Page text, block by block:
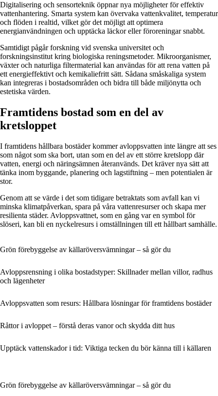
Digitalisering och sensorteknik öppnar nya möjligheter för effektiv
vattenhantering. Smarta system kan övervaka vattenkvalitet, temperatur
och flöden i realtid, vilket gör det möjligt att optimera
energianvändningen och upptäcka läckor eller föroreningar snabbt.
Samtidigt pågår forskning vid svenska universitet och
forskningsinstitut kring biologiska reningsmetoder. Mikroorganismer,
växter och naturliga filtermaterial kan användas för att rena vatten på
ett energieffektivt och kemikaliefritt sätt. Sådana småskaliga system
kan integreras i bostadsområden och bidra till både miljönytta och
estetiska värden.
Framtidens bostad som en del av
kretsloppet
I framtidens hållbara bostäder kommer avloppsvatten inte längre att ses
som något som ska bort, utan som en del av ett större kretslopp där
vatten, energi och näringsämnen återanvänds. Det kräver nya sätt att
tänka inom byggande, planering och lagstiftning – men potentialen är
stor.
Genom att se värde i det som tidigare betraktats som avfall kan vi
minska klimatpåverkan, spara på våra vattenresurser och skapa mer
resilienta städer. Avloppsvattnet, som en gång var en symbol för
slöseri, kan bli en nyckelresurs i omställningen till ett hållbart samhälle.
Grön förebyggelse av källaröversvämningar – så gör du
Avloppsrensning i olika bostadstyper: Skillnader mellan villor, radhus
och lägenheter
Avloppsvatten som resurs: Hållbara lösningar för framtidens bostäder
Råttor i avloppet – förstå deras vanor och skydda ditt hus
Upptäck vattenskador i tid: Viktiga tecken du bör känna till i källaren
Grön förebyggelse av källaröversvämningar – så gör du